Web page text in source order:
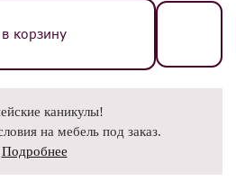
корзину
каникулы!
на мебель под заказ.
Подробнее